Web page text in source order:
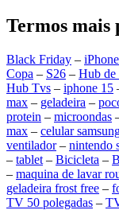
Termos mais
Black Friday –
Copa – S26 – Hub de
Hub Tvs – iphone 15
max – geladeira –
protein – microondas
max – celular
ventilador– nintendo
– tablet – Bicicleta –
– maquina de lavar
geladeira frost free –
TV 50 polegadas –